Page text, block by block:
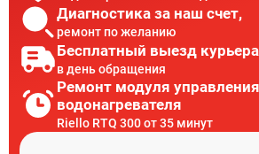
Диагностика за наш счет,
ремонт по желанию
Бесплатный выезд курьера
в день обращения
Ремонт модуля управления
водонагревателя
Riello RTQ 300 от 35 минут